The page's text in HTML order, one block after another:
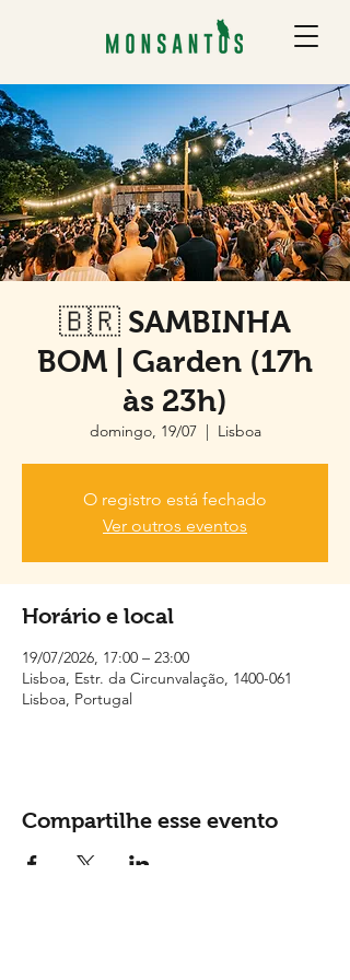
🇧🇷 SAMBINHA
BOM | Garden (17h
às 23h)
domingo, 19/07
  |
Lisboa
O registro está fechado
Ver outros eventos
Horário e local
19/07/2026, 17:00 – 23:00
Lisboa, Estr. da Circunvalação, 1400-061
Lisboa, Portugal
Compartilhe esse evento